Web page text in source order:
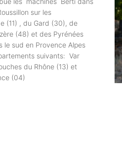
sur les
(11) , du Gard (30), de
(48) et des Pyrénées
le sud en Provence Alpes
suivants: Var
du Rhône (13) et
(04)